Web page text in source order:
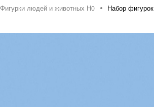
Фигурки людей и животных H0 Набор фигурок